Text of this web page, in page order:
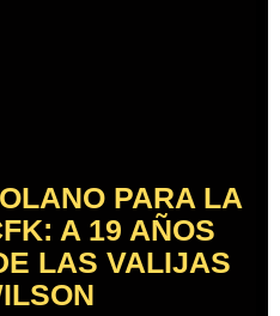
PARA LA
A 19 AÑOS
LAS VALIJAS